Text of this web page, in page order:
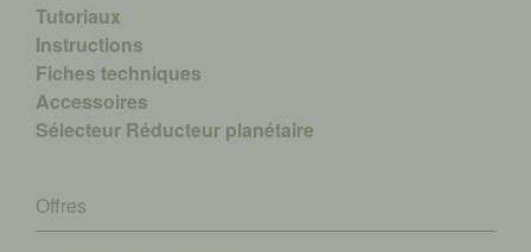
Tutoriaux
Instructions
Fiches techniques
Accessoires
Sélecteur Réducteur planétaire
Offres